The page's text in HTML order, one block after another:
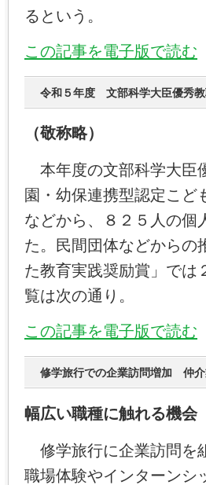
るという。
この記事を電子版で読む
令和５年度 文部科学大臣優秀
（敬称略）
本年度の文部科学大臣
園・幼保連携型認定こど
などから、８２５人の個
た。民間団体などからの
た教育実践奨励賞」では
覧は次の通り。
この記事を電子版で読む
修学旅行での企業訪問増加 仲
幅広い職種に触れる機会
修学旅行に企業訪問を
職場体験やインターンシ